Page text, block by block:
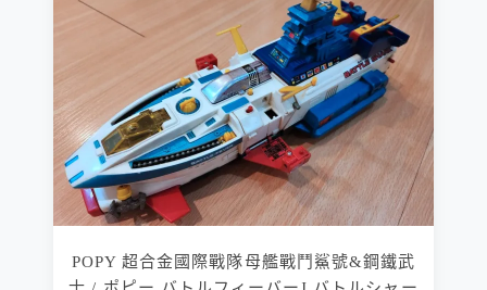
POPY 超合金國際戰隊母艦戰鬥鯊號&鋼鐵武